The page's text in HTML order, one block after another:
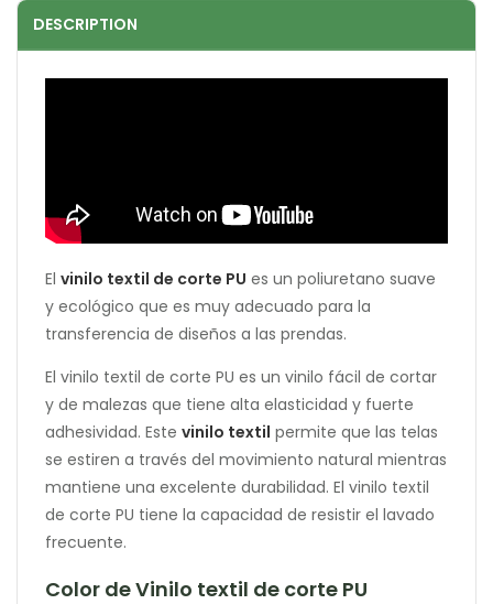
DESCRIPTION
El vinilo textil de corte PU es un poliuretano suave
y ecológico que es muy adecuado para la
transferencia de diseños a las prendas.
El vinilo textil de corte PU es un vinilo fácil de cortar
y de malezas que tiene alta elasticidad y fuerte
adhesividad. Este vinilo textil permite que las telas
se estiren a través del movimiento natural mientras
mantiene una excelente durabilidad. El vinilo textil
de corte PU tiene la capacidad de resistir el lavado
frecuente.
Color de Vinilo textil de corte PU